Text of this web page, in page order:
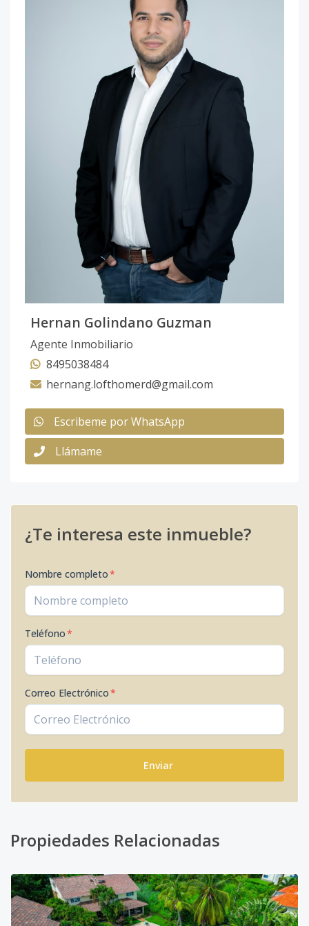
Hernan Golindano Guzman
Agente Inmobiliario
8495038484
hernang.lofthomerd@gmail.com
Escribeme por WhatsApp
Llámame
¿Te interesa este inmueble?
Nombre completo*
Teléfono*
Correo Electrónico*
Enviar
Propiedades Relacionadas